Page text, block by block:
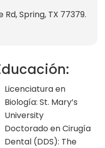
Spring, TX 77379.
Licenciatura en
Biología: St. Mary’s
University
Doctorado en Cirugía
Dental (DDS): The